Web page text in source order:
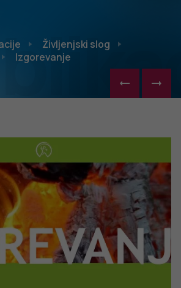
Življenjski slog
Izgorevanje